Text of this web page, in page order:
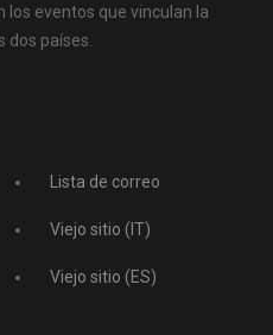
los eventos que vinculan la
dos países.
Lista de correo
Viejo sitio (IT)
Viejo sitio (ES)